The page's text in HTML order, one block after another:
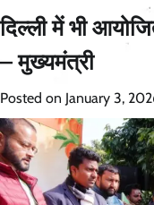
दिल्ली में भी
– मुख्यमंत्री
Posted on January 3,